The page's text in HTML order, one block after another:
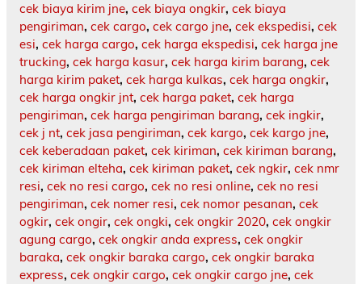
cek biaya kirim jne, cek biaya ongkir, cek biaya
pengiriman, cek cargo, cek cargo jne, cek ekspedisi, cek
esi, cek harga cargo, cek harga ekspedisi, cek harga jne
trucking, cek harga kasur, cek harga kirim barang, cek
harga kirim paket, cek harga kulkas, cek harga ongkir,
cek harga ongkir jnt, cek harga paket, cek harga
pengiriman, cek harga pengiriman barang, cek ingkir,
cek j nt, cek jasa pengiriman, cek kargo, cek kargo jne,
cek keberadaan paket, cek kiriman, cek kiriman barang,
cek kiriman elteha, cek kiriman paket, cek ngkir, cek nmr
resi, cek no resi cargo, cek no resi online, cek no resi
pengiriman, cek nomer resi, cek nomor pesanan, cek
ogkir, cek ongir, cek ongki, cek ongkir 2020, cek ongkir
agung cargo, cek ongkir anda express, cek ongkir
baraka, cek ongkir baraka cargo, cek ongkir baraka
express, cek ongkir cargo, cek ongkir cargo jne, cek